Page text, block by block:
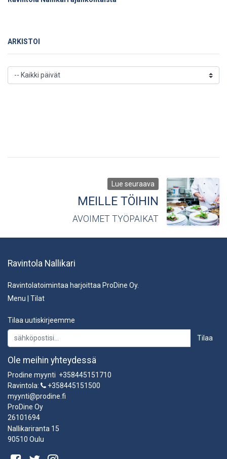
ARKISTOI
Lue seuraava
MEILLE TÖIHIN
AVOIMET TYÖPAIKAT
Ravintola Nallikari
Ravintolatoimintaa harjoittaa ProDine Oy.
Menu
Tilat
Tilaa uutiskirjeemme
Tilaa
Ole meihin yhteydessä
Prodine myynti +358445151710
Ravintola:
+358445151500
myynti@prodine.fi
ProDine Oy
26101694
Nallikariranta 15
90510 Oulu